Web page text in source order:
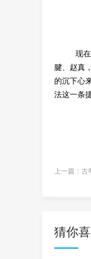
现在互
腱、赵真
的沉下心
法这一条
上一篇： 古
猜你